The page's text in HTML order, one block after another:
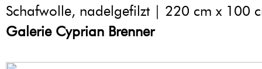
Schafwolle, nadelgefilzt | 220 cm x 100
Galerie Cyprian Brenner